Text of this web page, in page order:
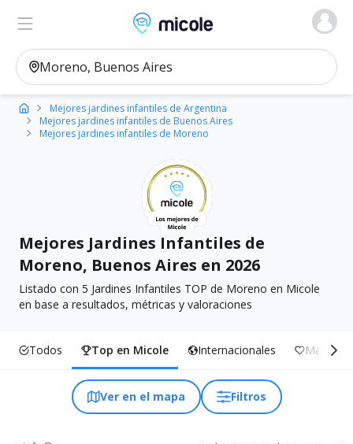
Micole, buscador de colegios
Ver en el mapa
Mejores jardines infantiles de Argentina
Mejores jardines infantiles de Buenos Aires
Mejores jardines infantiles de Moreno
Mejores Jardines Infantiles de
Moreno, Buenos Aires en 2026
Listado con 5 Jardines Infantiles TOP de Moreno en Micole
en base a resultados, métricas y valoraciones
Todos Top en Micole Internacionales Más
Ver en el mapa Filtros